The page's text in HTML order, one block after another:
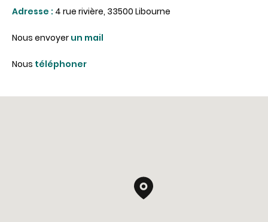
Adresse : 4 rue rivière, 33500 Libourne
Nous envoyerun mail
Nous téléphoner